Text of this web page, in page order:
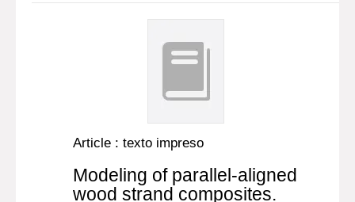
Article : texto impreso
Modeling of parallel-aligned
wood strand composites.